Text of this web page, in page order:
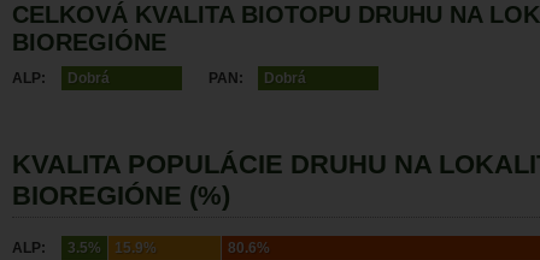
CELKOVÁ KVALITA BIOTOPU DRUHU NA
BIOREGIÓNE
ALP: Dobrá PAN: Dobrá
KVALITA POPULÁCIE DRUHU NA
BIOREGIÓNE (%)
ALP: 3.5% 15.9%
80.6%